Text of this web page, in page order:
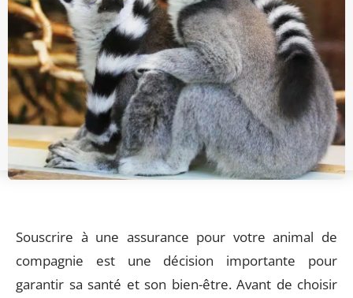
Souscrire à une assurance pour votre animal de
compagnie est une décision importante pour
garantir sa santé et son bien-être. Avant de choisir